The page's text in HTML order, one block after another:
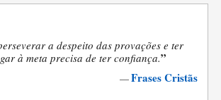
a despeito das provações e ter
à meta precisa de ter confiança.”
—Frases Cristãs